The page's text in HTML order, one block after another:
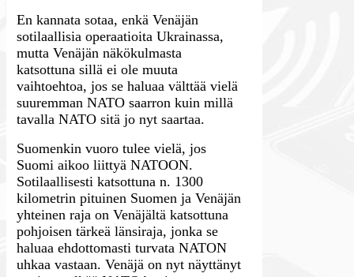
En kannata sotaa, enkä Venäjän
sotilaallisia operaatioita Ukrainassa,
mutta Venäjän näkökulmasta
katsottuna sillä ei ole muuta
vaihtoehtoa, jos se haluaa välttää vielä
suuremman NATO saarron kuin millä
tavalla NATO sitä jo nyt saartaa.
Suomenkin vuoro tulee vielä, jos
Suomi aikoo liittyä NATOON.
Sotilaallisesti katsottuna n. 1300
kilometrin pituinen Suomen ja Venäjän
yhteinen raja on Venäjältä katsottuna
pohjoisen tärkeä länsiraja, jonka se
haluaa ehdottomasti turvata NATON
uhkaa vastaan. Venäjä on nyt näyttänyt